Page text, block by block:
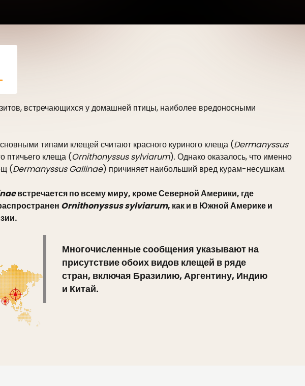
встречающихся у домашней птицы, наиболее вредоносными
типами клещей считают красного куриного клеща (Dermanyssus
птичьего клеща (Ornithonyssus sylviarum). Однако оказалось, что именно
(Dermanyssus Gallinae) причиняет наибольший вред курам-несушкам.
встречается по всему миру, кроме Северной Америки, где
Ornithonyssus sylviarum, как и в Южной Америке и
Многочисленные сообщения указывают на
присутствие обоих видов клещей в ряде
стран, включая Бразилию, Аргентину, Индию
и Китай.